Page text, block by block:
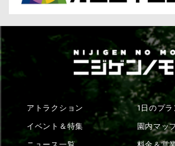
アトラクション
イベント＆特集
1日のプラ
園内マッ